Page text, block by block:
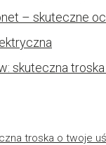
– skuteczne
skuteczna
troska o twoje